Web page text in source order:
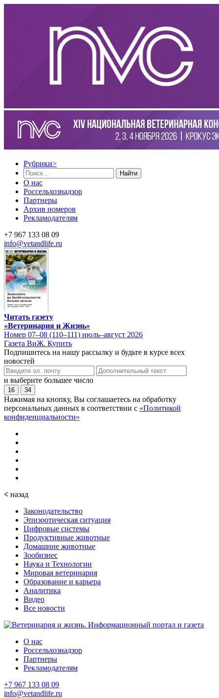
Рубрики>
Найти
О нас
Россельхознадзор
Партнеры
Архив номеров
Рекламодателям
+7 967 133 08 09
info@vetandlife.ru
Читать газету
«Ветеринария и Жизнь»
Номер 07–08 (110–111) июль–август 2026
Газета ВиЖ. Купить
Подпишитесь на нашу рассылку и будьте в курсе всех
новостей
и выберите большее число
16 34
Нажимая на кнопку, Вы соглашаетесь на обработку
персональных данных в соответствии с «Политикой
конфиденциальности»
< назад
Законодательство
Эпизоотическая ситуация
Цифровые системы
Продуктивные животные
Домашние животные
Зообизнес
Наука и Технологии
Мировая ветеринария
Образование и карьера
Аналитика
Видео
Все новости
О нас
Россельхознадзор
Партнеры
Рекламодателям
+7 967 133 08 09
info@vetandlife.ru